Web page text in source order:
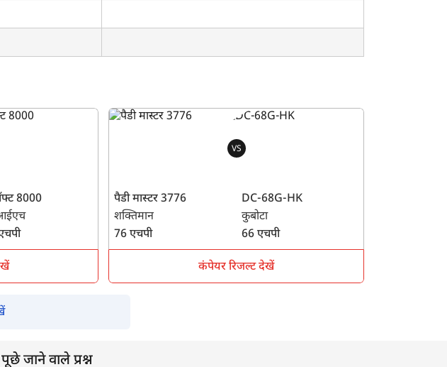
8000
VS
पैडी मास्टर 3776
शक्तिमान
76 एचपी
DC-68G-HK
कुबोटा
66 एचपी
कंपेयर रिजल्ट देखें
जाने वाले प्रश्न